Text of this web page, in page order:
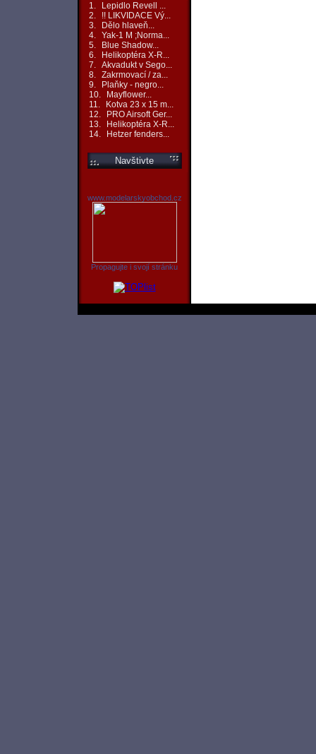
1.
Lepidlo Revell ...
2.
!! LIKVIDACE Vý...
3.
Dělo hlaveň...
4. Yak-1 M ;Norma...
5.
Blue Shadow...
6.
Helikoptéra X-R...
7. Akvadukt v Sego...
8. Zakrmovací / za...
9.
Plaňky - negro...
10.
Mayflower...
11.
Kotva 23 x 15 m...
12.
PRO Airsoft Ger...
13.
Helikoptéra X-R...
14.
Hetzer fenders...
Navštivte
www.modelarskyobchod.cz
Propagujte i svojí stránku